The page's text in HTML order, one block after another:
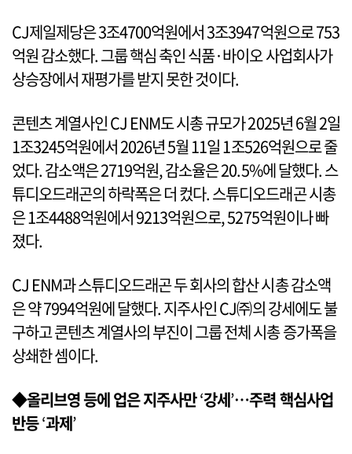
CJ제일제당은 3조4700억원에서 3조3947억원으로 753
억원 감소했다. 그룹 핵심 축인 식품·바이오 사업회사가
상승장에서 재평가를 받지 못한 것이다.
콘텐츠 계열사인 CJ ENM도 시총 규모가 2025년 6월 2일
1조3245억원에서 2026년 5월 11일 1조526억원으로 줄
었다. 감소액은 2719억원, 감소율은 20.5%에 달했다. 스
튜디오드래곤의 하락폭은 더 컸다. 스튜디오드래곤 시총
은 1조4488억원에서 9213억원으로, 5275억원이나 빠
졌다.
CJ ENM과 스튜디오드래곤 두 회사의 합산 시총 감소액
은 약 7994억원에 달했다. 지주사인 CJ㈜의 강세에도 불
구하고 콘텐츠 계열사의 부진이 그룹 전체 시총 증가폭을
상쇄한 셈이다.
◆올리브영 등에 업은 지주사만‘강세’…주력 핵심사업
반등‘과제’